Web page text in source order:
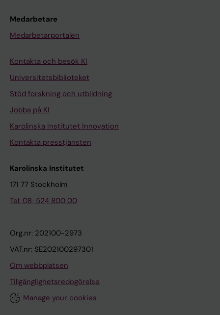
Medarbetare
Medarbetarportalen
Kontakta och besök KI
Universitetsbiblioteket
Stöd forskning och utbildning
Jobba på KI
Karolinska Institutet Innovation
Kontakta presstjänsten
Karolinska Institutet
171 77 Stockholm
Tel: 08-524 800 00
Org.nr: 202100-2973
VAT.nr: SE202100297301
Om webbplatsen
Tillgänglighetsredogörelse
Manage your cookies